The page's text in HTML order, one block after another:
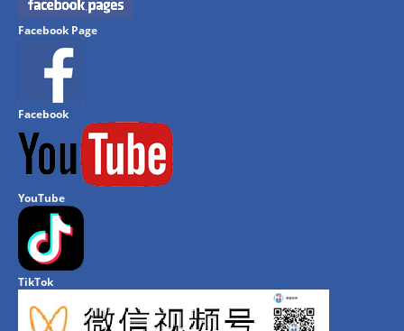
Facebook Page
Facebook
YouTube
TikTok